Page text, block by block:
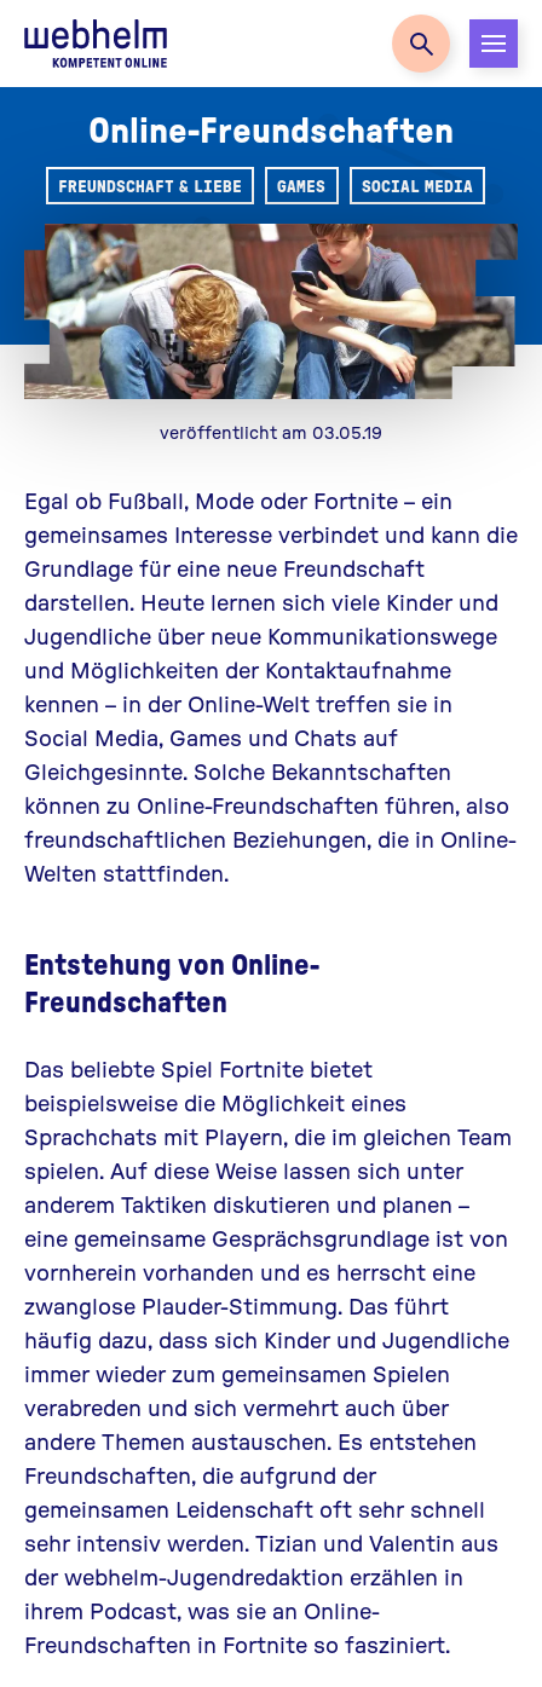
Zur Startseite
Online-Freundschaften
FREUNDSCHAFT & LIEBE GAMES SOCIAL MEDIA
veröffentlicht am 03.05.19
Egal ob Fußball, Mode oder Fortnite – ein
gemeinsames Interesse verbindet und kann die
Grundlage für eine neue Freundschaft
darstellen. Heute lernen sich viele Kinder und
Jugendliche über neue Kommunikationswege
und Möglichkeiten der Kontaktaufnahme
kennen – in der Online-Welt treffen sie in
Social Media, Games und Chats auf
Gleichgesinnte. Solche Bekanntschaften
können zu Online-Freundschaften führen, also
freundschaftlichen Beziehungen, die in Online-
Welten stattfinden.
Entstehung von Online-
Freundschaften
Das beliebte Spiel Fortnite bietet
beispielsweise die Möglichkeit eines
Sprachchats mit Playern, die im gleichen Team
spielen. Auf diese Weise lassen sich unter
anderem Taktiken diskutieren und planen –
eine gemeinsame Gesprächsgrundlage ist von
vornherein vorhanden und es herrscht eine
zwanglose Plauder-Stimmung. Das führt
häufig dazu, dass sich Kinder und Jugendliche
immer wieder zum gemeinsamen Spielen
verabreden und sich vermehrt auch über
andere Themen austauschen. Es entstehen
Freundschaften, die aufgrund der
gemeinsamen Leidenschaft oft sehr schnell
sehr intensiv werden. Tizian und Valentin aus
der webhelm-Jugendredaktion erzählen in
ihrem Podcast, was sie an Online-
Freundschaften in Fortnite so fasziniert.